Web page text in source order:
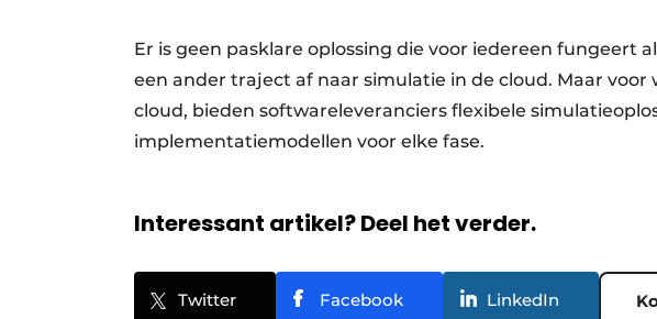
Er is geen pasklare oplossing die voor iedereen fungeert
een ander traject af naar simulatie in de cloud. Maar voor
cloud, bieden softwareleveranciers flexibele
implementatiemodellen voor elke fase.
Interessant artikel? Deel het verder.
Twitter Facebook LinkedIn